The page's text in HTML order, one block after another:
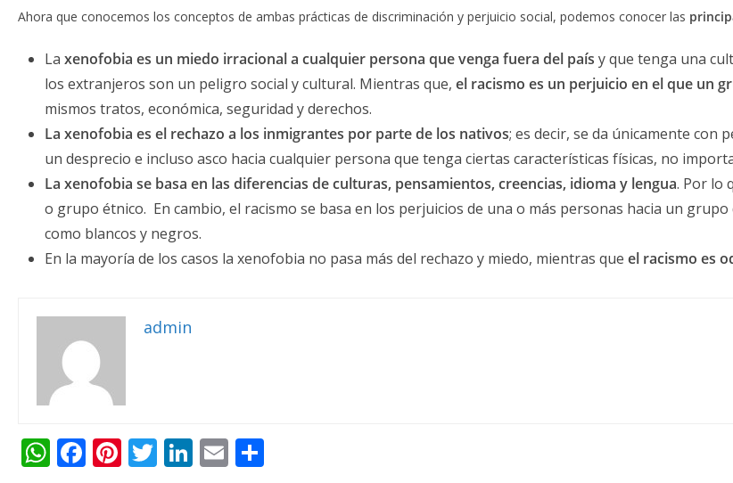
Ahora que conocemos los conceptos de ambas prácticas de discriminación y perjuicio social, podemos conocer las
La xenofobia es un miedo irracional a cualquier persona que venga fuera del país y que tenga una
los extranjeros son un peligro social y cultural. Mientras que, el racismo es un perjuicio en el que un
mismos tratos, económica, seguridad y derechos.
La xenofobia es el rechazo a los inmigrantes por parte de los nativos; es decir, se da únicamente con
un desprecio e incluso asco hacia cualquier persona que tenga ciertas características físicas, no
La xenofobia se basa en las diferencias de culturas, pensamientos, creencias, idioma y lengua. Por lo
o grupo étnico. En cambio, el racismo se basa en los perjuicios de una o más personas hacia un
como blancos y negros.
En la mayoría de los casos la xenofobia no pasa más del rechazo y miedo, mientras que el racismo es
admin
W F Pi T Li E